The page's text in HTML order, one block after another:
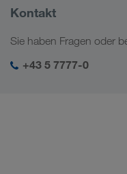
Digitale Lösungen
Branchenlösungen
Kaukasus
Zentralasien
Naher Osten
Firmeninformation
Soziale Verantwortung
SHEQ-Management
Kontakt
Sie haben Fragen oder
+43 5 7777-0